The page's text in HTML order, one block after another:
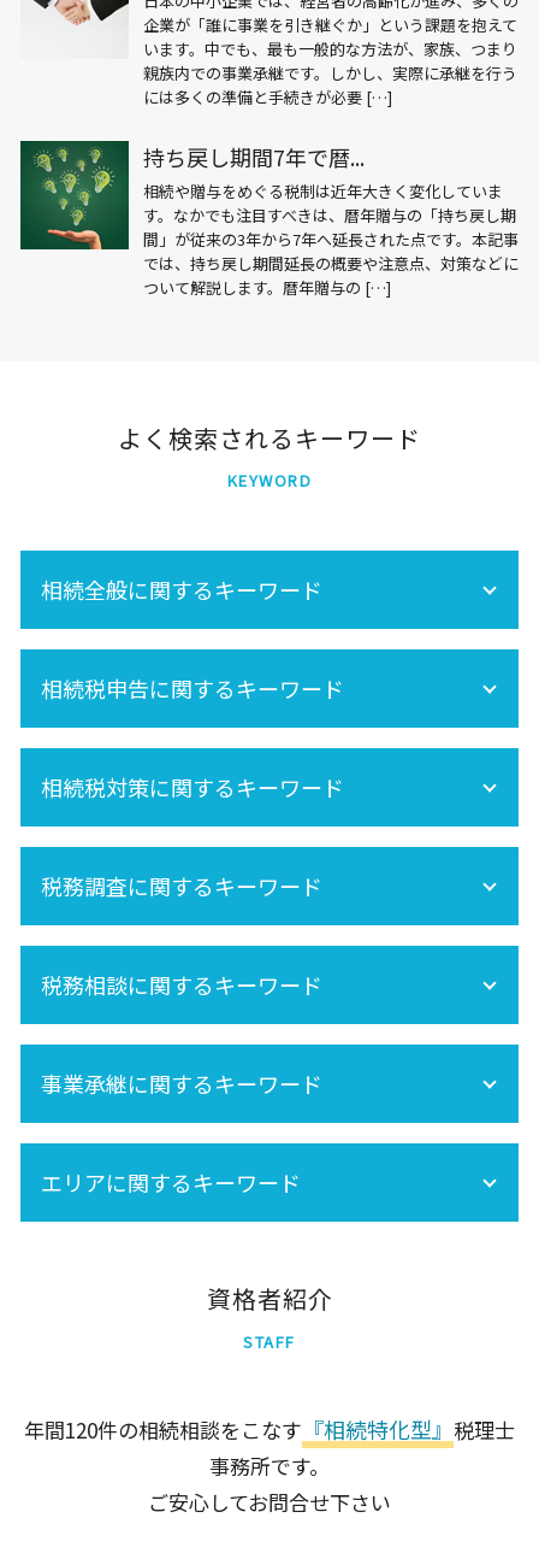
企業が「誰に事業を引き継ぐか」という課題を抱えて
います。中でも、最も一般的な方法が、家族、つまり
親族内での事業承継です。しかし、実際に承継を行う
には多くの準備と手続きが必要 […]
持ち戻し期間7年で暦...
相続や贈与をめぐる税制は近年大きく変化していま
す。なかでも注目すべきは、暦年贈与の「持ち戻し期
間」が従来の3年から7年へ延長された点です。本記事
では、持ち戻し期間延長の概要や注意点、対策などに
ついて解説します。暦年贈与の […]
よく検索されるキーワード
KEYWORD
相続全般に関するキーワード
遺産分割 税金
節税
内縁 相続
未成年 相続
保険金 相続
再婚 相続
空き家 対策 特別措置法
相続 養子
遺産相続 所得税
相続税申告に関するキーワード
相続税 申告 自分で
準確定申告 書き方
準確定申告 必要書類
相続手続きの流れ
相続税対策に関するキーワード
相続税 期限
相続税 非課税
相続放棄
生前贈与 非課税
生命保険 相続税
相続税対策
相続税 基礎控除
株 相続税
相続税 土地
小規模宅地の特例
税務調査に関するキーワード
相続税 税務調査 どこまで調べる
税務調査 時期
法人 税務調査
税務調査 どこまで調べる
税務相談に関するキーワード
事業承継に関するキーワード
事業承継は早目の対策が重要!
エリアに関するキーワード
北区
大田区
資格者紹介
STAFF
年間120件の相続相談をこなす 『相続特化型』 税理士
事務所です。
ご安心してお問合せ下さい